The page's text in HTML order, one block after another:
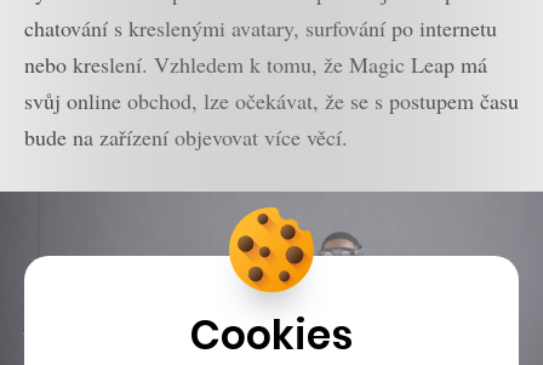
chatování s kreslenými avatary, surfování po internetu
nebo kreslení. Vzhledem k tomu, že Magic Leap má
svůj online obchod, lze očekávat, že se s postupem času
bude na zařízení objevovat více věcí.
Cookies